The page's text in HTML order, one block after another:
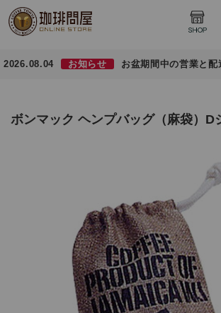
2026.08.04 お知らせ お盆期間中の営業と
ボンマック ヘンプバッグ（麻袋）D